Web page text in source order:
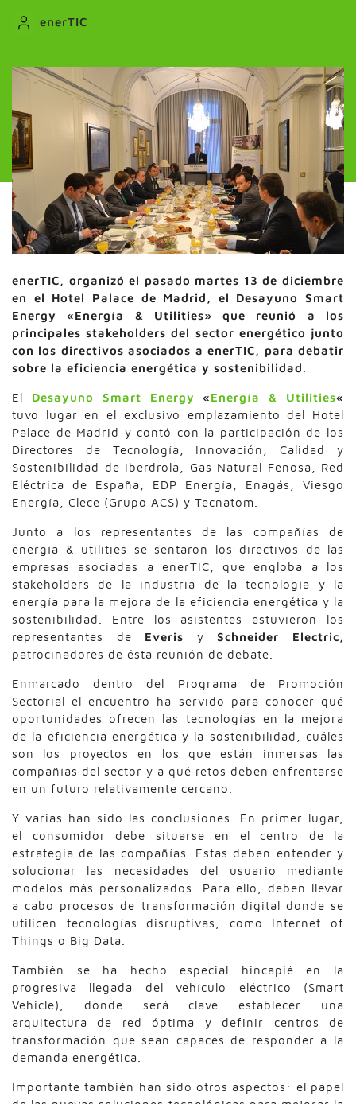
enerTIC
enerTIC, organizó el pasado martes 13 de diciembre
en el Hotel Palace de Madrid, el Desayuno Smart
Energy «Energía & Utilities» que reunió a los
principales stakeholders del sector energético junto
con los directivos asociados a enerTIC, para debatir
sobre la eficiencia energética y sostenibilidad
El Desayuno Smart Energy«Energía & Utilities«
tuvo lugar en el exclusivo emplazamiento del Hotel
Palace de Madrid y contó con la participación de los
Directores de Tecnología, Innovación, Calidad y
Sostenibilidad de Iberdrola, Gas Natural Fenosa, Red
Eléctrica de España, EDP Energía, Enagás, Viesgo
Energía, Clece (Grupo ACS) y Tecnatom.
Junto a los representantes de las compañías de
energía & utilities se sentaron los directivos de las
empresas asociadas a enerTIC, que engloba a los
stakeholders de la industria de la tecnología y la
energía para la mejora de la eficiencia energética y la
sostenibilidad. Entre los asistentes estuvieron los
representantes de Everis y Schneider Electric,
patrocinadores de ésta reunión de debate.
Enmarcado dentro del Programa de Promoción
Sectorial el encuentro ha servido para conocer qué
oportunidades ofrecen las tecnologías en la mejora
de la eficiencia energética y la sostenibilidad, cuáles
son los proyectos en los que están inmersas las
compañías del sector y a qué retos deben enfrentarse
en un futuro relativamente cercano.
Y varias han sido las conclusiones. En primer lugar,
el consumidor debe situarse en el centro de la
estrategia de las compañías. Estas deben entender y
solucionar las necesidades del usuario mediante
modelos más personalizados. Para ello, deben llevar
a cabo procesos de transformación digital donde se
utilicen tecnologías disruptivas, como Internet of
Things o Big Data.
También se ha hecho especial hincapié en la
progresiva llegada del vehículo eléctrico (Smart
Vehicle), donde será clave establecer una
arquitectura de red óptima y definir centros de
transformación que sean capaces de responder a la
demanda energética.
Importante también han sido otros aspectos: el papel